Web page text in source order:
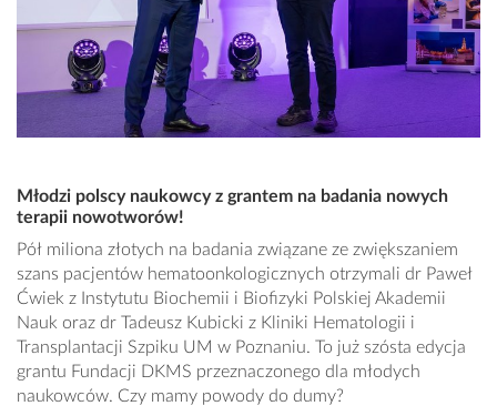
Młodzi polscy naukowcy z grantem na badania nowych
terapii nowotworów!
Pół miliona złotych na badania związane ze zwiększaniem
szans pacjentów hematoonkologicznych otrzymali dr Paweł
Ćwiek z Instytutu Biochemii i Biofizyki Polskiej Akademii
Nauk oraz dr Tadeusz Kubicki z Kliniki Hematologii i
Transplantacji Szpiku UM w Poznaniu. To już szósta edycja
grantu Fundacji DKMS przeznaczonego dla młodych
naukowców. Czy mamy powody do dumy?